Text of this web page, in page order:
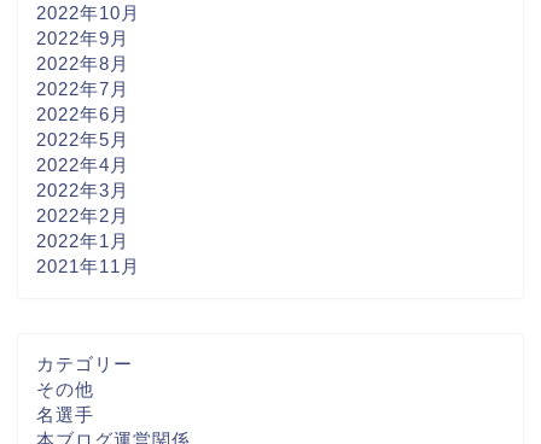
2022年10月
2022年9月
2022年8月
2022年7月
2022年6月
2022年5月
2022年4月
2022年3月
2022年2月
2022年1月
2021年11月
カテゴリー
その他
名選手
本ブログ運営関係